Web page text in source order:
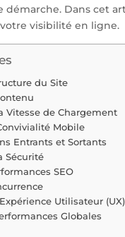
Dans cet
visibilité en ligne.
du Site
Vitesse de Chargement
Mobile
Entrants et Sortants
Sécurité
SEO
Utilisateur (UX)
Globales